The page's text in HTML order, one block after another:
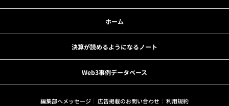
ホーム
決算が読めるようになるノート
Web3事例データベース
編集部へメッセージ 広告掲載のお問い合わせ
利用規約